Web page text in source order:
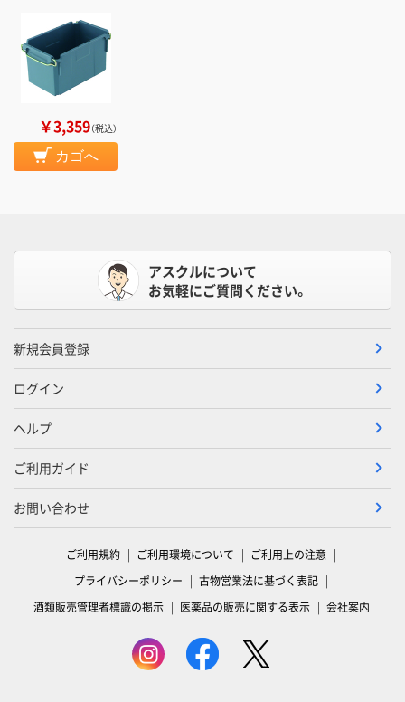
￥3,359（税込）
カゴへ
アスクルについて
お気軽にご質問ください。
新規会員登録
ログイン
ヘルプ
ご利用ガイド
お問い合わせ
ご利用規約 ご利用環境について
ご利用上の注意
プライバシーポリシー
古物営業法に基づく表記
酒類販売管理者標識の掲示
医薬品の販売に関する表示 会社案内